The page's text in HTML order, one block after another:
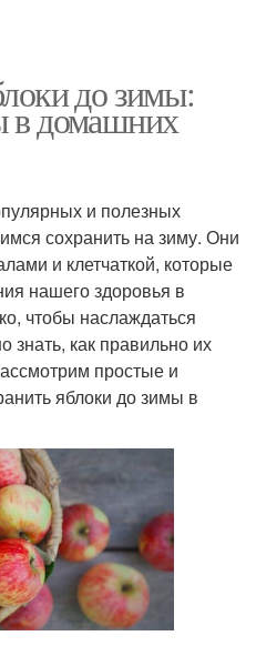
до зимы:
в домашних
и полезных
сохранить на зиму. Они
и клетчаткой, которые
нашего здоровья в
чтобы наслаждаться
знать, как правильно их
простые и
яблоки до зимы в